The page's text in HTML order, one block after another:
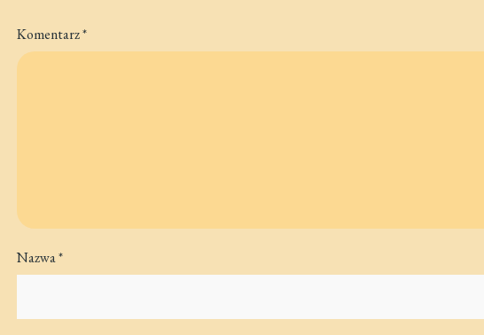
Komentarz*
Nazwa*